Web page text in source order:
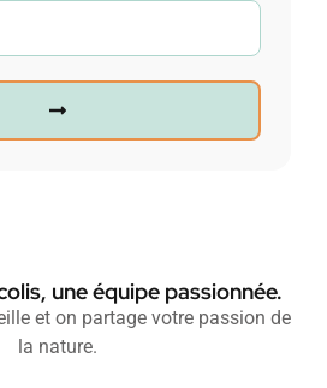
une équipe passionnée.
et on partage votre passion de
la nature.